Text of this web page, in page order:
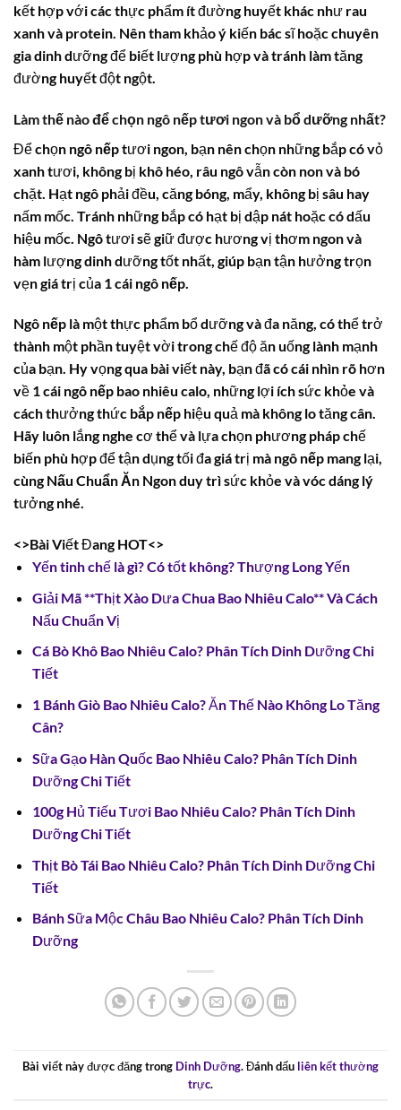
kết hợp với các thực phẩm ít đường huyết khác như rau
xanh và protein. Nên tham khảo ý kiến bác sĩ hoặc chuyên
gia dinh dưỡng để biết lượng phù hợp và tránh làm tăng
đường huyết đột ngột.
Làm thế nào để chọn ngô nếp tươi ngon và bổ dưỡng nhất?
Để chọn ngô nếptươi ngon, bạn nên chọn những bắp có vỏ
xanh tươi, không bị khô héo, râu ngô vẫn còn non và bó
chặt. Hạt ngô phải đều, căng bóng, mẩy, không bị sâu hay
nấm mốc. Tránh những bắp có hạt bị dập nát hoặc có dấu
hiệu mốc. Ngô tươi sẽ giữ được hương vị thơm ngon và
hàm lượng dinh dưỡng tốt nhất, giúp bạn tận hưởng trọn
vẹn giá trị của 1 cái ngô nếp
Ngô nếp là một thực phẩm bổ dưỡng và đa năng, có thể trở
thành một phần tuyệt vời trong chế độ ăn uống lành mạnh
của bạn. Hy vọng qua bài viết này, bạn đã có cái nhìn rõ hơn
về 1 cái ngô nếp bao nhiêu calo, những lợi ích sức khỏe và
cách thưởng thức bắp nếp hiệu quả mà không lo tăng cân.
Hãy luôn lắng nghe cơ thể và lựa chọn phương pháp chế
biến phù hợp để tận dụng tối đa giá trị mà ngô nếp mang lại,
cùngNấu Chuẩn Ăn Ngonduy trì sức khỏe và vóc dáng lý
tưởng nhé.
<>Bài Viết Đang HOT<>
Yến tinh chế là gì? Có tốt không? Thượng Long Yến
Giải Mã **Thịt Xào Dưa Chua Bao Nhiêu Calo** Và Cách
Nấu Chuẩn Vị
Cá Bò Khô Bao Nhiêu Calo? Phân Tích Dinh Dưỡng Chi
Tiết
1 Bánh Giò Bao Nhiêu Calo? Ăn Thế Nào Không Lo Tăng
Cân?
Sữa Gạo Hàn Quốc Bao Nhiêu Calo? Phân Tích Dinh
Dưỡng Chi Tiết
100g Hủ Tiếu Tươi Bao Nhiêu Calo? Phân Tích Dinh
Dưỡng Chi Tiết
Thịt Bò Tái Bao Nhiêu Calo? Phân Tích Dinh Dưỡng Chi
Tiết
Bánh Sữa Mộc Châu Bao Nhiêu Calo? Phân Tích Dinh
Dưỡng
Bài viết này được đăng trong Dinh Dưỡng. Đánh dấu liên kết thường
trực.